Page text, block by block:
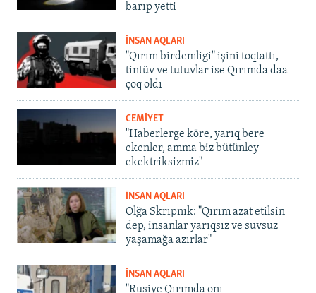
barıp yetti
İNSAN AQLARI
"Qırım birdemligi" işini toqtattı,
tintüv ve tutuvlar ise Qırımda daa
çoq oldı
CEMİYET
"Haberlerge köre, yarıq bere
ekenler, amma biz bütünley
ekektriksizmiz"
İNSAN AQLARI
Olğa Skrıpnık: "Qırım azat etilsin
dep, insanlar yarıqsız ve suvsuz
yaşamağa azırlar"
İNSAN AQLARI
"Rusiye Qırımda onı